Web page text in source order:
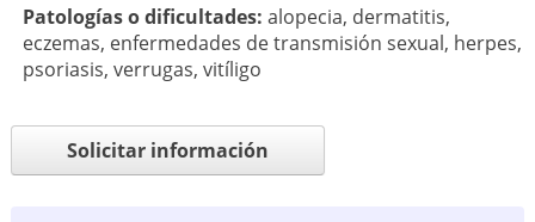
Patologí­as o dificultades: alopecia, dermatitis,
eczemas, enfermedades de transmisión sexual, herpes,
psoriasis, verrugas, vitíligo
Solicitar información